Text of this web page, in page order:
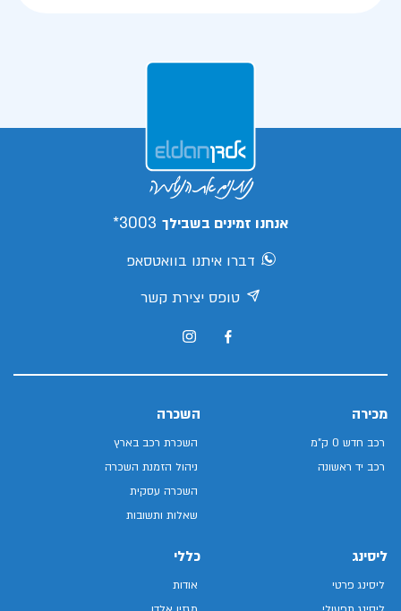
אנחנו זמינים בשבילך 3003*
דברו איתנו בוואטסאפ
טופס יצירת קשר
מכירה
רכב חדש 0 ק"מ
רכב יד ראשונה
השכרה
השכרת רכב בארץ
ניהול הזמנת השכרה
השכרה עסקית
שאלות ותשובות
ליסינג
ליסינג פרטי
כללי
אודות